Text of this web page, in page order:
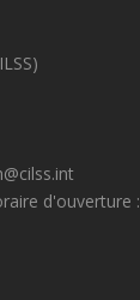
d'ouverture :